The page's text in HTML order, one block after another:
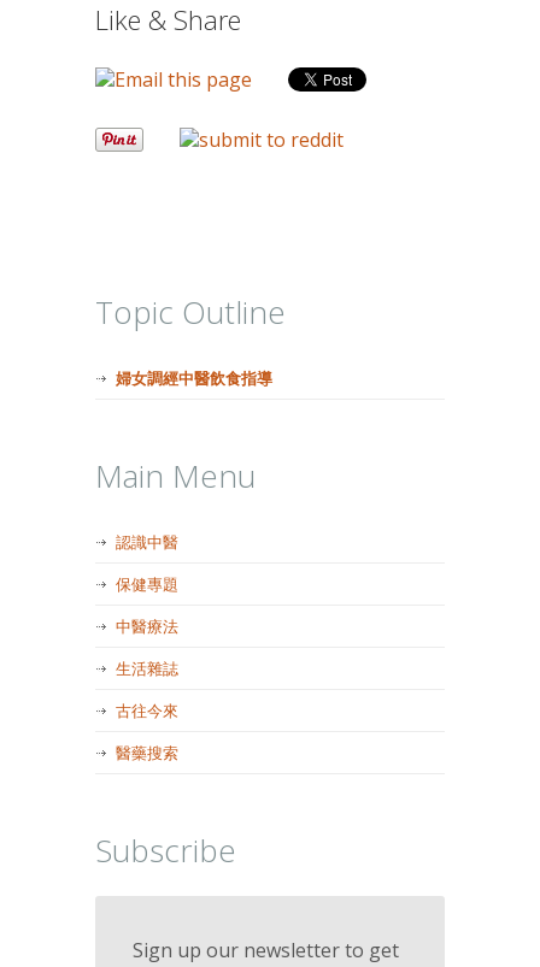
Like & Share
Topic Outline
婦女調經中醫飲食指導
Main Menu
認識中醫
保健專題
中醫療法
生活雜誌
古往今來
醫藥搜索
Subscribe
Sign up our newsletter to get